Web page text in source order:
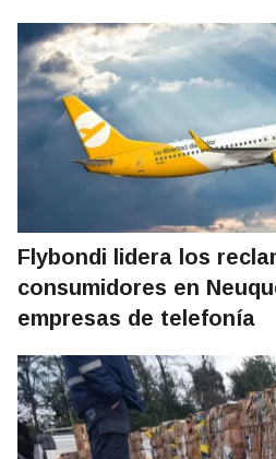
Flybondi lidera los
consumidores en
empresas de telefonía